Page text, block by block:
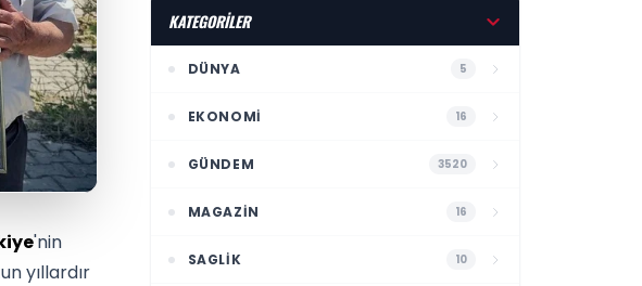
'nin
yıllardır
KATEGORİLER
DÜNYA 5
EKONOMI 16
GÜNDEM 3520
MAGAZIN 16
SAGLIK 10